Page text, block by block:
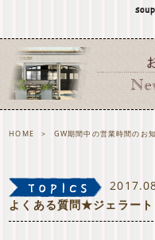
HOME > GW期間中の営業時間のお
よくある質問★ジェラー